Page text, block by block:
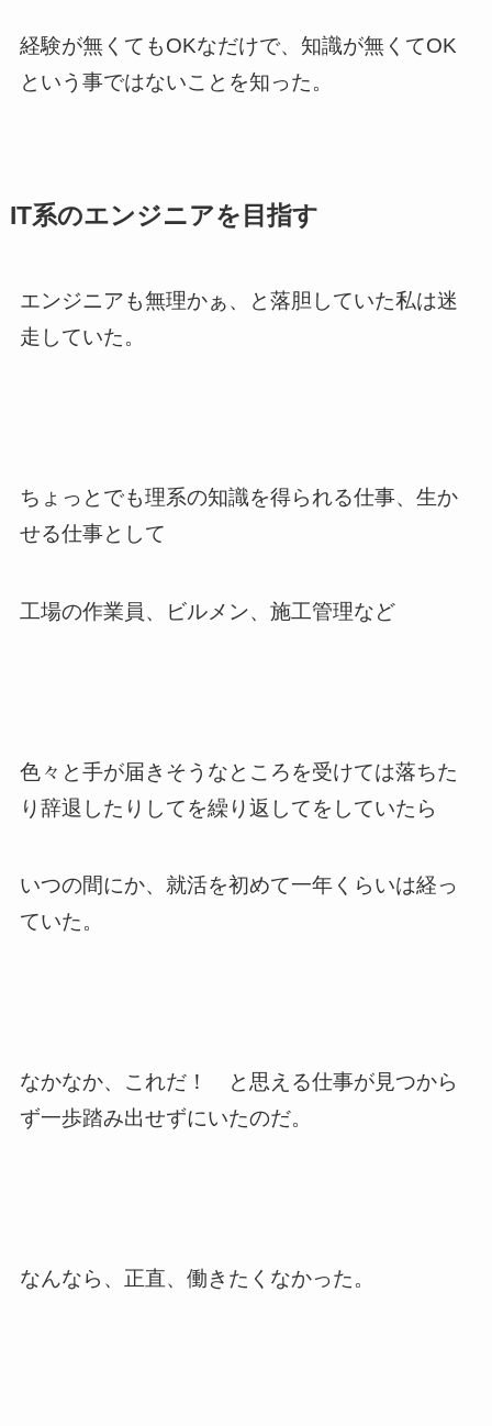
経験が無くてもOKなだけで、知識が無くてOK
という事ではないことを知った。
IT系のエンジニアを目指す
エンジニアも無理かぁ、と落胆していた私は迷
走していた。
ちょっとでも理系の知識を得られる仕事、生か
せる仕事として
工場の作業員、ビルメン、施工管理など
色々と手が届きそうなところを受けては落ちた
り辞退したりしてを繰り返してをしていたら
いつの間にか、就活を初めて一年くらいは経っ
ていた。
なかなか、これだ！ と思える仕事が見つから
ず一歩踏み出せずにいたのだ。
なんなら、正直、働きたくなかった。